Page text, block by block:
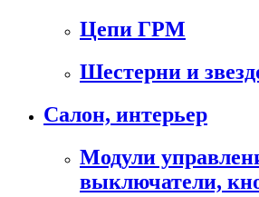
Цепи ГРМ
Шестерни и
Салон, интерьер
Модули
выключатели,